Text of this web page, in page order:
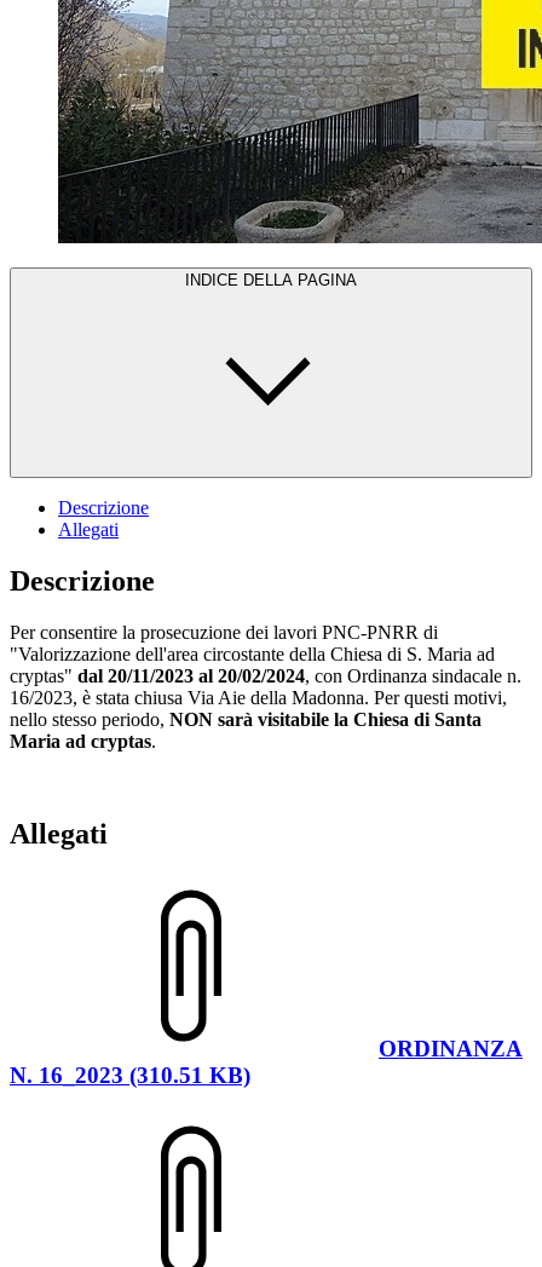
INDICE DELLA PAGINA
Descrizione
Allegati
Descrizione
Per consentire la prosecuzione dei lavori PNC-PNRR di
"Valorizzazione dell'area circostante della Chiesa di S. Maria ad
cryptas" dal 20/11/2023 al 20/02/2024, con Ordinanza sindacale n.
16/2023, è stata chiusa Via Aie della Madonna. Per questi motivi,
nello stesso periodo, NON sarà visitabile la Chiesa di Santa
Maria ad cryptas.
Allegati
ORDINANZA
N. 16_2023 (310.51 KB)